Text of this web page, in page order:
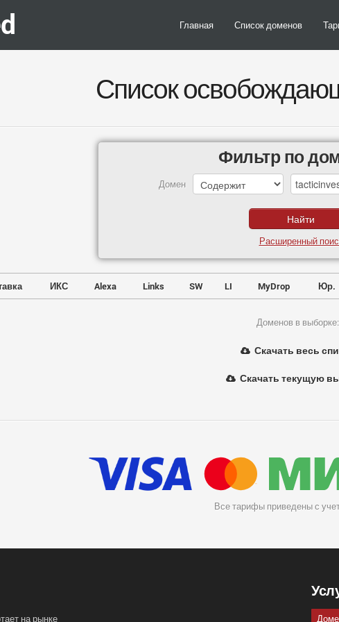
Главная Список доменов
Список
Фильтр по
Домен
Расширенный
ИКС Alexa Links SW LI MyDrop Юр.
Доменов в
Скачать весь
Скачать текущую
Все тарифы приведены с
на рынке